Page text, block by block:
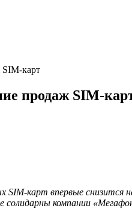
карт
продаж SIM-
SIM-карт впервые
компании